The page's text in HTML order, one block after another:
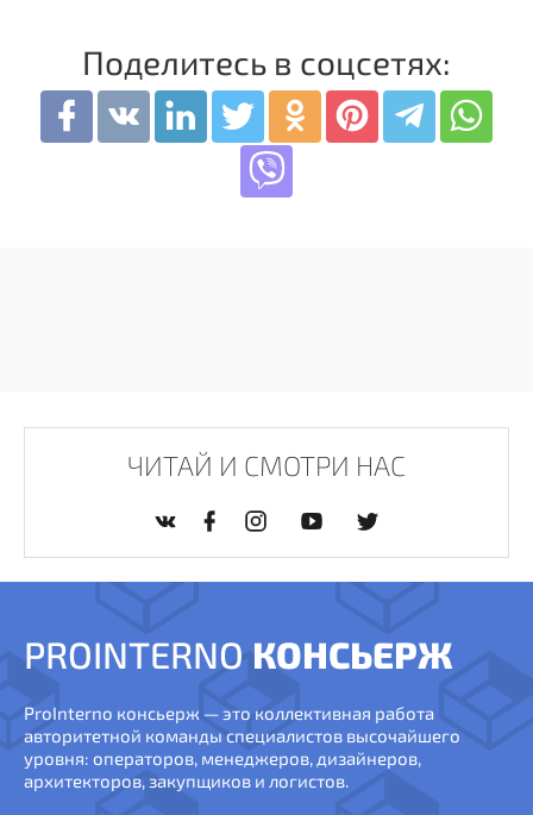
Поделитесь в соцсетях:
ЧИТАЙ И СМОТРИ НАС
PROINTERNO КОНСЬЕРЖ
ProInterno консьерж — это коллективная работа
авторитетной команды специалистов высочайшего
уровня: операторов, менеджеров, дизайнеров,
архитекторов, закупщиков и логистов.